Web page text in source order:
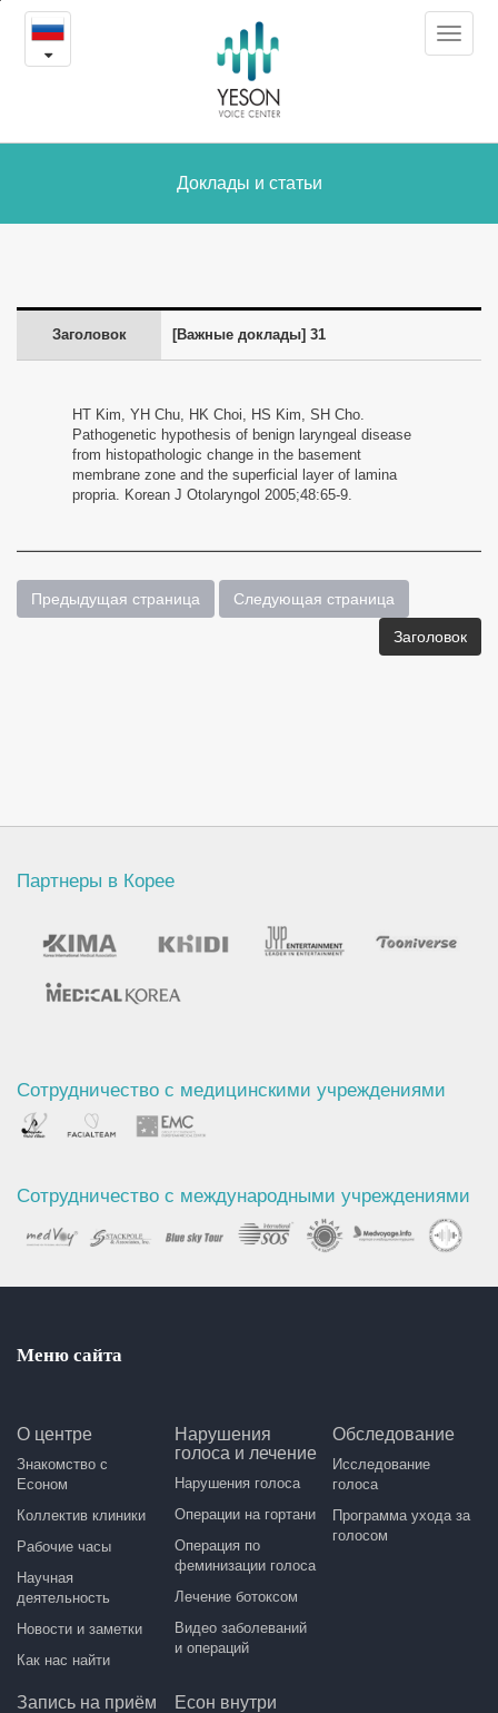
31
и
Toggle
Доклады и статьи
Заголовок [Важные доклады] 31
HT Kim, YH Chu, HK Choi, HS Kim, SH Cho.
Pathogenetic hypothesis of benign laryngeal disease
from histopathologic change in the basement
membrane zone and the superficial layer of lamina
propria. Korean J Otolaryngol 2005;48:65-9.
Предыдущая страница Следующая страница
Заголовок
Партнеры в Корее
Сотрудничество с медицинскими учреждениями
Сотрудничество с международными учреждениями
Меню сайта
О центре
Знакомство с
Есоном
Коллектив клиники
Рабочие часы
Научная
деятельность
Новости и заметки
Как нас найти
Нарушения
голоса и лечение
Нарушения голоса
Операции на гортани
Операция по
феминизации голоса
Лечение ботоксом
Видео заболеваний
и операций
Обследование
Исследование
голоса
Программа ухода за
голосом
Запись на приём Есон внутри